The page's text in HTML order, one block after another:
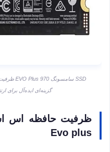
گزینه‌ای ایده‌آل برای
Evo plus